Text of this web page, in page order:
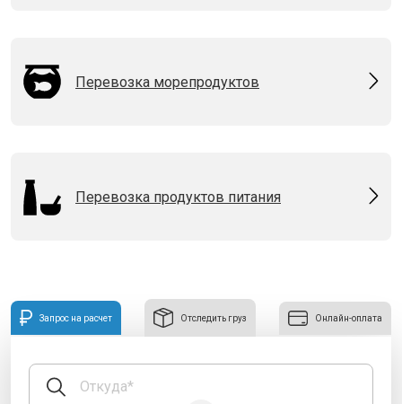
Перевозка морепродуктов
Перевозка продуктов питания
Запрос на расчет Отследить груз Онлайн-оплата